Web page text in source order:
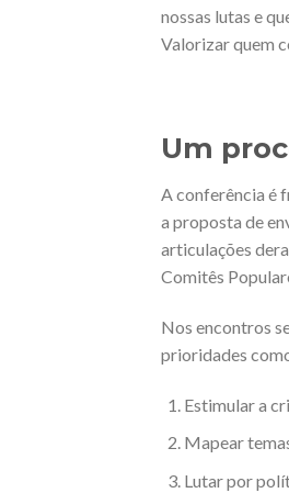
nossas lutas e
Valorizar quem
Um
A conferência é
a proposta de
articulações
Comitês
Nos encontros
prioridades
Estimular a
Mapear
Lutar por